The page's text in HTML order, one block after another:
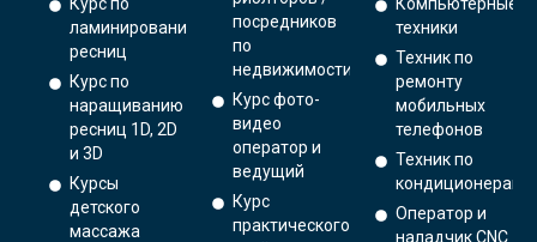
ламинированию
ресниц
Курс по
наращиванию
ресниц 1D, 2D
и 3D
Курсы
детского
массажа
посредников
по
недвижимости
Курс фото-
видео
оператор и
ведущий
Курс
практического
техники
Техник по
ремонту
мобильных
телефонов
Техник по
кондиционерам
Оператор и
наладчик CNC